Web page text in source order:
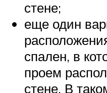
стене;
еще один
спален, в
проем
стене. В